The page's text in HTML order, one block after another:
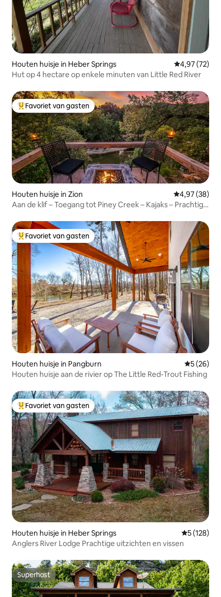
Houten huisje in Heber Springs Gemiddelde
4,97 (72)
Hut op 4 hectare op enkele minuten van Little Red River
Topfavoriet van gasten
Favoriet van gasten
Houten huisje in Zion Gemiddelde
4,97 (38)
Aan de klif – Toegang tot Piney Creek – Kajaks – Prachtige
Topfavoriet van gasten
Favoriet van gasten
Houten huisje in Pangburn
5 (26)
Houten huisje aan de rivier op The Little Red-Trout Fishing
Topfavoriet van gasten
Favoriet van gasten
Houten huisje in Heber Springs
5 (128)
Anglers River Lodge Prachtige uitzichten en vissen
Superhost
Superhost